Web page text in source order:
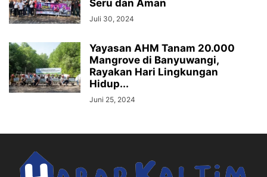
Seru dan Aman
Juli 30, 2024
Yayasan AHM Tanam 20.000
Mangrove di Banyuwangi,
Rayakan Hari Lingkungan
Hidup...
Juni 25, 2024